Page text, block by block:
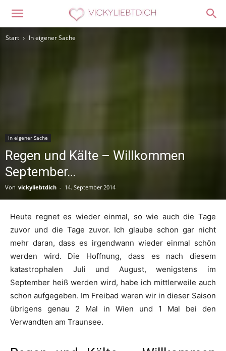
Start In eigener Sache
In eigener Sache
Regen und Kälte – Willkommen
September…
Von vickyliebtdich - 14. September 2014
Heute regnet es wieder einmal, so wie auch die Tage
zuvor und die Tage zuvor. Ich glaube schon gar nicht
mehr daran, dass es irgendwann wieder einmal schön
werden wird. Die Hoffnung, dass es nach diesem
katastrophalen Juli und August, wenigstens im
September heiß werden wird, habe ich mittlerweile auch
schon aufgegeben. Im Freibad waren wir in dieser Saison
übrigens genau 2 Mal in Wien und 1 Mal bei den
Verwandten am Traunsee.